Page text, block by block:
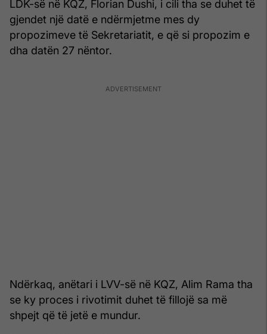
LDK-së në KQZ, Florian Dushi, i cili tha se duhet të
gjendet një datë e ndërmjetme mes dy
propozimeve të Sekretariatit, e që si propozim e
dha datën 27 nëntor.
Ndërkaq, anëtari i LVV-së në KQZ, Alim Rama tha
se ky proces i rivotimit duhet të fillojë sa më
shpejt që të jetë e mundur.